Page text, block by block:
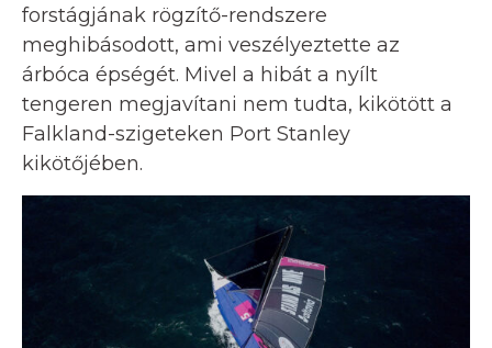
forstágjának rögzítő-rendszere
meghibásodott, ami veszélyeztette az
árbóca épségét. Mivel a hibát a nyílt
tengeren megjavítani nem tudta, kikötött a
Falkland-szigeteken Port Stanley
kikötőjében.